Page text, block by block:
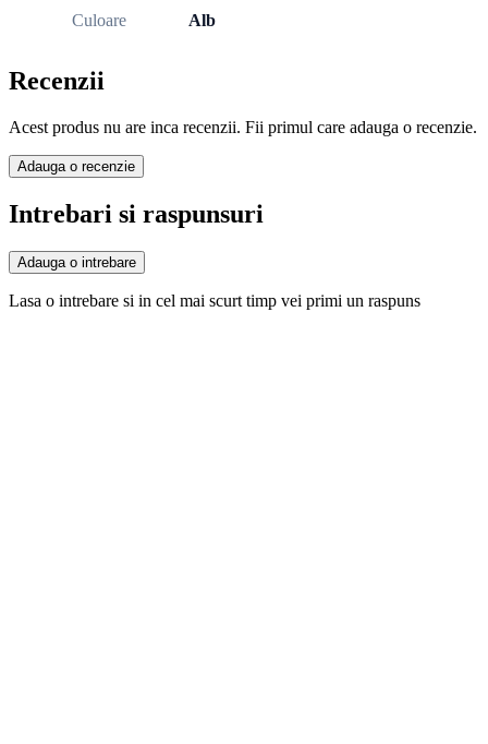
Culoare Alb
Recenzii
Acest produs nu are inca recenzii. Fii primul care adauga o recenzie.
Adauga o recenzie
Intrebari si raspunsuri
Adauga o intrebare
Lasa o intrebare si in cel mai scurt timp vei primi un raspuns